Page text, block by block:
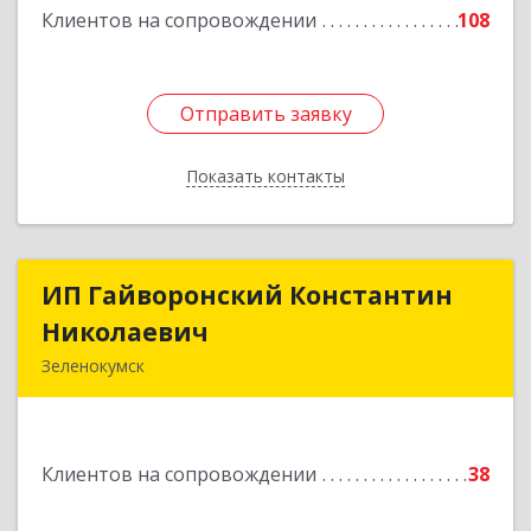
Клиентов на сопровождении 108
Отправить заявку
Показать контакты
Отправить заявку
Назад
ИП Гайворонский Константин
Николаевич
Зеленокумск
Клиентов на сопровождении 38
ИП Гайворонский Константин
Подробнее